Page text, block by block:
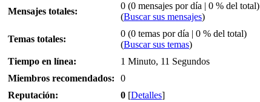
Mensajes totales:
0 (0 mensajes por día | 0 % del total)
(Buscar sus mensajes)
Temas totales:
0 (0 temas por día | 0 % del total)
(Buscar sus temas)
Tiempo en línea:
1 Minuto, 11 Segundos
Miembros recomendados:
0
Reputación:
0 [Detalles]